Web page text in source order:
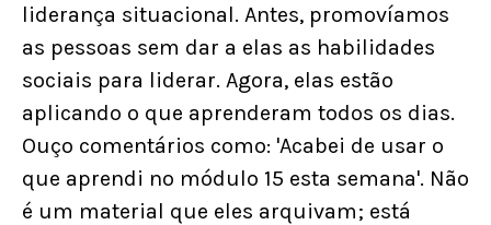
liderança situacional. Antes, promovíamos
as pessoas sem dar a elas as habilidades
sociais para liderar. Agora, elas estão
aplicando o que aprenderam todos os dias.
Ouço comentários como: 'Acabei de usar o
que aprendi no módulo 15 esta semana'. Não
é um material que eles arquivam; está